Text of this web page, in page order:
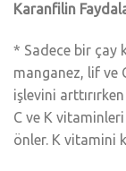
Karanfilin
* Sadece bir çay
manganez, lif ve
işlevini
C ve K vitaminleri
önler. K vitamini